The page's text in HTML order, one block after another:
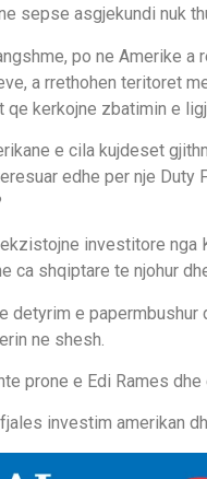
sepse asgjekundi nuk
po ne Amerike
a rrethohen teritoret
qe kerkojne zbatimin e
e cila kujdeset
edhe per nje Duty
investitore nga
ca shqiptare te njohur
detyrim e
ne shesh.
prone e Edi Rames
investim amerikan